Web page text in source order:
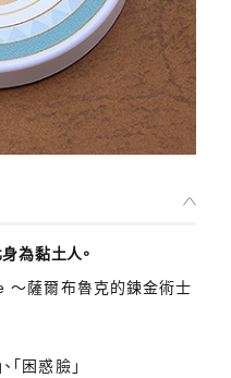
為黏土人。
～薩爾布魯克的鍊金術士
「困惑臉」